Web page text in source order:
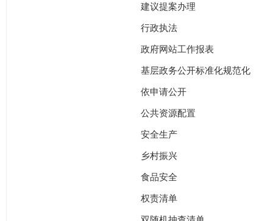
建议提案办理
行政执法
政府网站工作报表
基层政务公开标准化规范化
依申请公开
公共资源配置
安全生产
乡村振兴
食品安全
权责清单